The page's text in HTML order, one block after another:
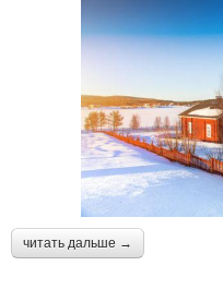
читать дальше →